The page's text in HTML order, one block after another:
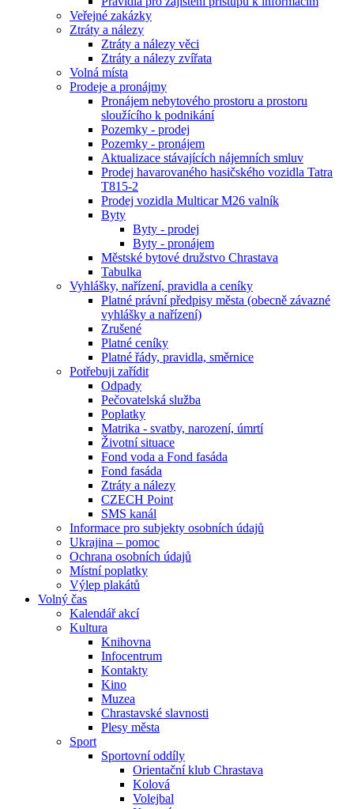
Veřejné zakázky
Ztráty a nálezy
Ztráty a nálezy věci
Ztráty a nálezy zvířata
Volná místa
Prodeje a pronájmy
Pronájem nebytového prostoru a prostoru
sloužícího k podnikání
Pozemky - prodej
Pozemky - pronájem
Aktualizace stávajících nájemních smluv
Prodej havarovaného hasičského vozidla Tatra
T815-2
Prodej vozidla Multicar M26 valník
Byty
Byty - prodej
Byty - pronájem
Městské bytové družstvo Chrastava
Tabulka
Vyhlášky, nařízení, pravidla a ceníky
Platné právní předpisy města (obecně závazné
vyhlášky a nařízení)
Zrušené
Platné ceníky
Platné řády, pravidla, směrnice
Potřebuji zařídit
Odpady
Pečovatelská služba
Poplatky
Matrika - svatby, narození, úmrtí
Životní situace
Fond voda a Fond fasáda
Fond fasáda
Ztráty a nálezy
CZECH Point
SMS kanál
Informace pro subjekty osobních údajů
Ukrajina – pomoc
Ochrana osobních údajů
Místní poplatky
Výlep plakátů
Volný čas
Kalendář akcí
Kultura
Knihovna
Infocentrum
Kontakty
Kino
Muzea
Chrastavské slavnosti
Plesy města
Sport
Sportovní oddíly
Orientační klub Chrastava
Kolová
Volejbal